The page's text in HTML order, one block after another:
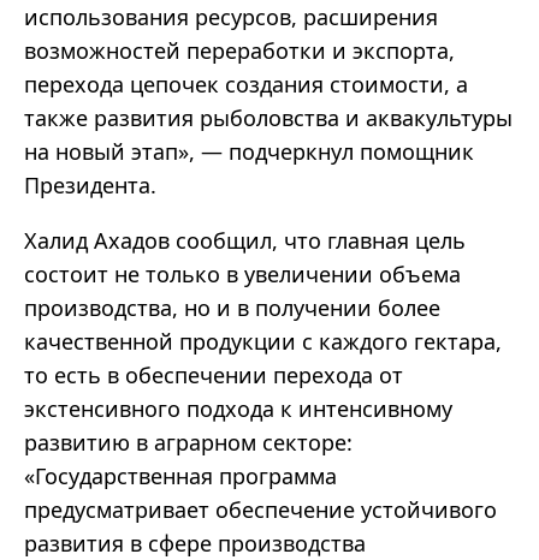
использования ресурсов, расширения
возможностей переработки и экспорта,
перехода цепочек создания стоимости, а
также развития рыболовства и аквакультуры
на новый этап», — подчеркнул помощник
Президента.
Халид Ахадов сообщил, что главная цель
состоит не только в увеличении объема
производства, но и в получении более
качественной продукции с каждого гектара,
то есть в обеспечении перехода от
экстенсивного подхода к интенсивному
развитию в аграрном секторе:
«Государственная программа
предусматривает обеспечение устойчивого
развития в сфере производства